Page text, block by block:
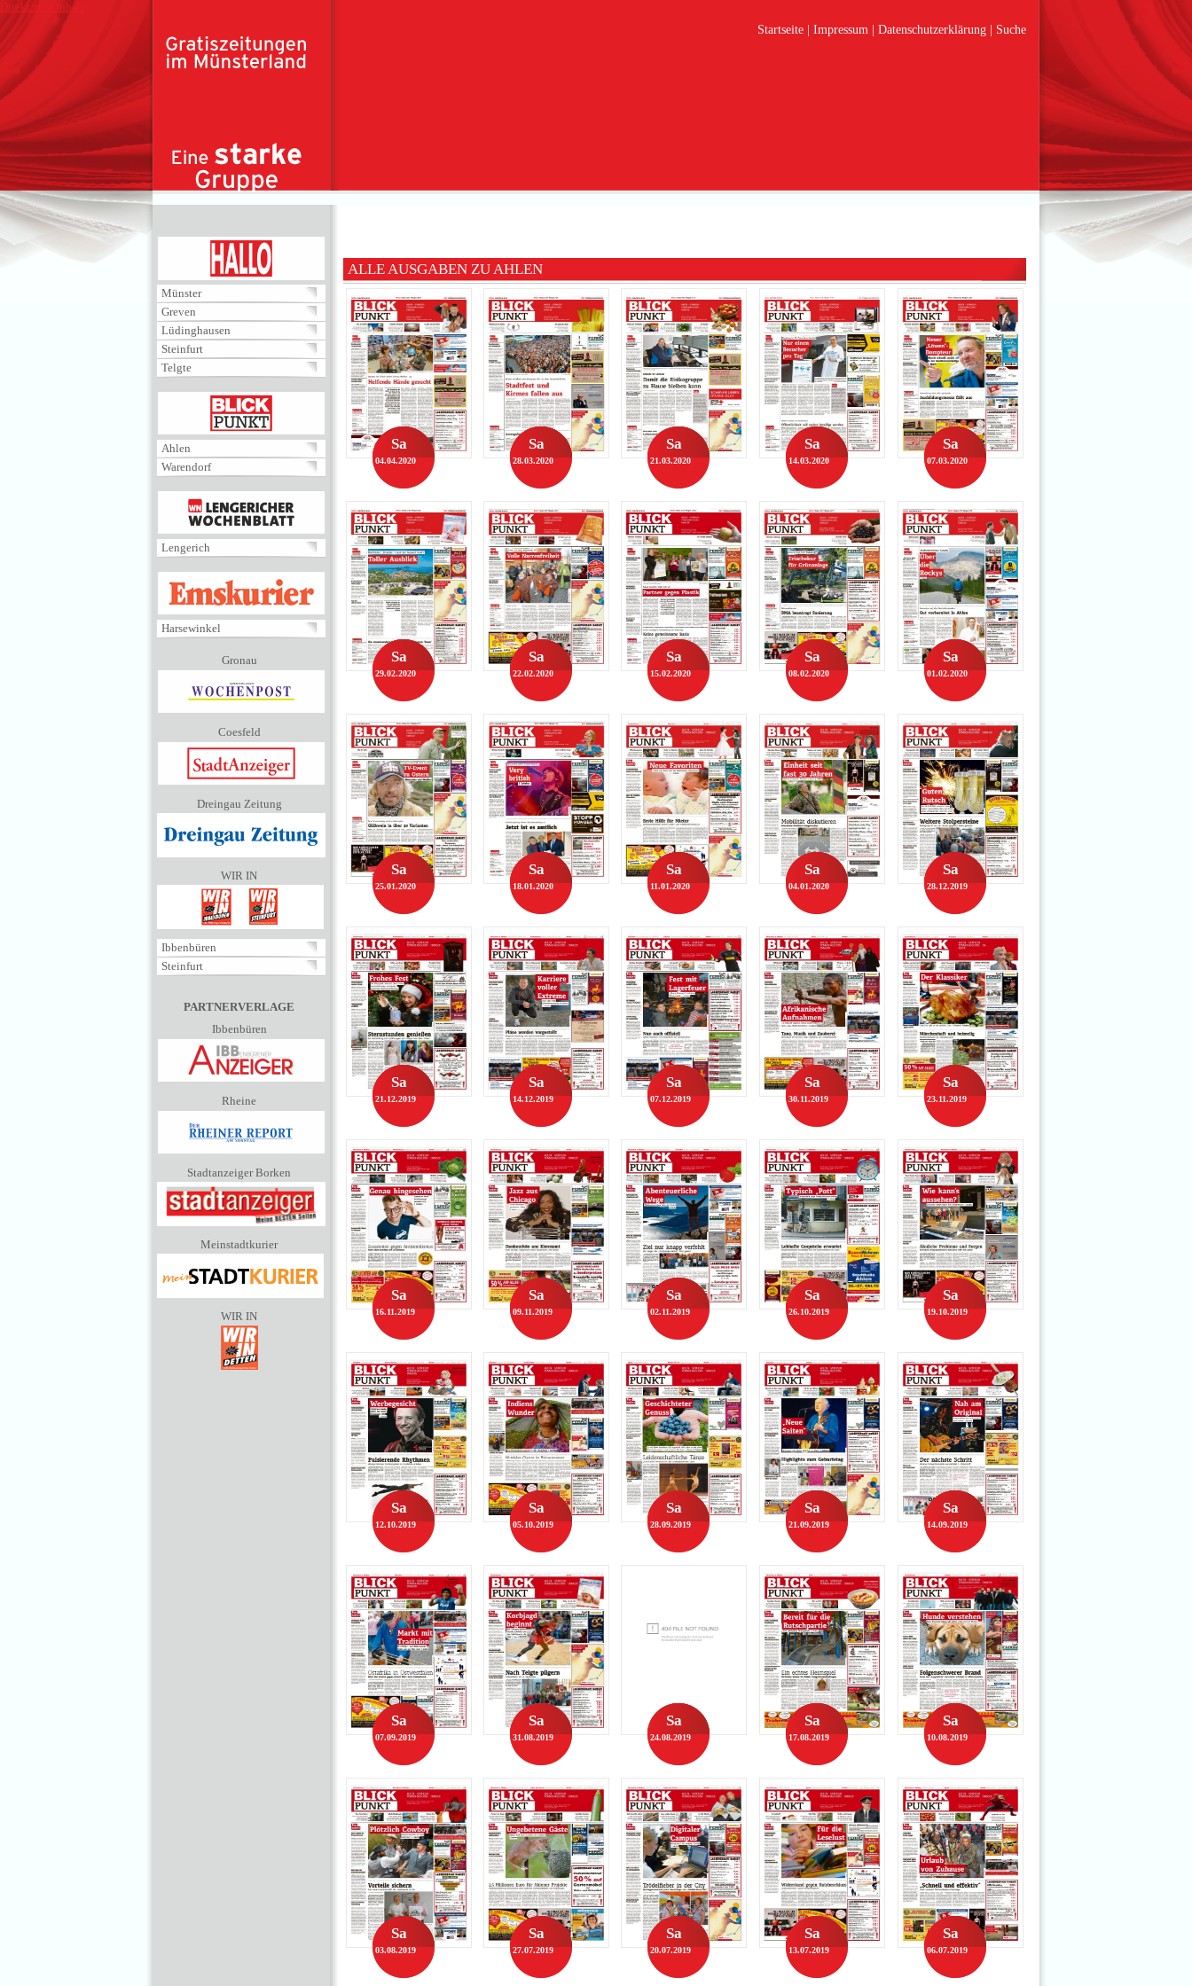
Direkt zum Inhalt
Startseite
Impressum Datenschutzerklärung Suche
Münster
Greven
Lüdinghausen
Steinfurt
Telgte
BLICKPUNKT
Ahlen
Warendorf
MENÜ
Lengerich
EMSKURIER
Harsewinkel
Gronau
Coesfeld
Dreingau Zeitung
WIR IN
Ibbenbüren
Steinfurt
PARTNERVERLAGE
Ibbenbüren
Rheine
Stadtanzeiger Borken
Meinstadtkurier
WIR IN
ALLE AUSGABEN ZU AHLEN
Sa
04.04.2020
Sa
28.03.2020
Sa
21.03.2020
Sa
14.03.2020
Sa
07.03.2020
Sa
29.02.2020
Sa
22.02.2020
Sa
15.02.2020
Sa
08.02.2020
Sa
01.02.2020
Sa
25.01.2020
Sa
18.01.2020
Sa
11.01.2020
Sa
04.01.2020
Sa
28.12.2019
Sa
21.12.2019
Sa
14.12.2019
Sa
07.12.2019
Sa
30.11.2019
Sa
23.11.2019
Sa
16.11.2019
Sa
09.11.2019
Sa
02.11.2019
Sa
26.10.2019
Sa
19.10.2019
Sa
12.10.2019
Sa
05.10.2019
Sa
28.09.2019
Sa
21.09.2019
Sa
14.09.2019
Sa
07.09.2019
Sa
31.08.2019
Sa
24.08.2019
Sa
17.08.2019
Sa
10.08.2019
Sa
03.08.2019
Sa
27.07.2019
Sa
20.07.2019
Sa
13.07.2019
Sa
06.07.2019